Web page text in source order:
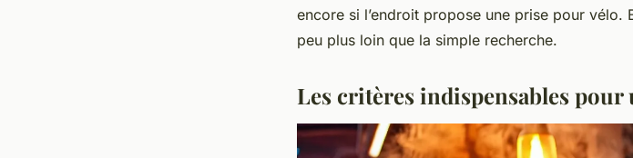
encore si l’endroit propose une prise pour vélo.
peu plus loin que la simple recherche.
Les critères indispensables pour